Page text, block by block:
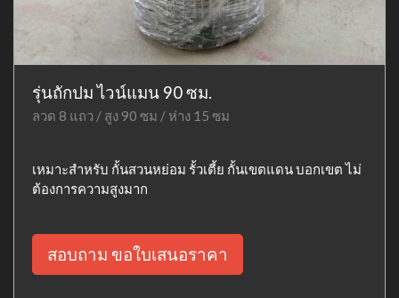
รุ่นถักปม ไวน์แมน 90 ซม.
ลวด 8 แถว / สูง 90 ซม / ห่าง 15 ซม
เหมาะสำหรับ กั้นสวนหย่อม รั้วเตี้ย กั้นเขตแดน บอกเขต ไม่
ต้องการความสูงมาก
สอบถาม ขอใบเสนอราคา